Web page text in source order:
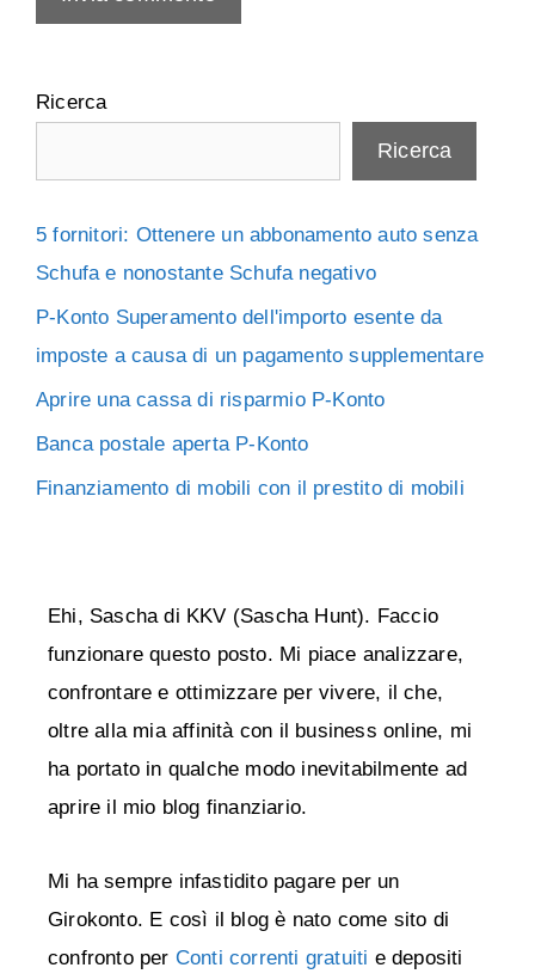
Ricerca
Ricerca
5 fornitori: Ottenere un abbonamento auto senza
Schufa e nonostante Schufa negativo
P-Konto Superamento dell'importo esente da
imposte a causa di un pagamento supplementare
Aprire una cassa di risparmio P-Konto
Banca postale aperta P-Konto
Finanziamento di mobili con il prestito di mobili
Ehi, Sascha di KKV (Sascha Hunt). Faccio
funzionare questo posto. Mi piace analizzare,
confrontare e ottimizzare per vivere, il che,
oltre alla mia affinità con il business online, mi
ha portato in qualche modo inevitabilmente ad
aprire il mio blog finanziario.
Mi ha sempre infastidito pagare per un
Girokonto. E così il blog è nato come sito di
confronto per Conti correnti gratuiti e depositi